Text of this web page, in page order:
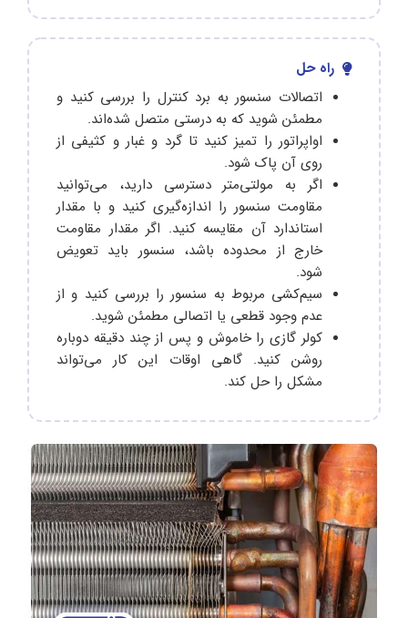
راه حل
اتصالات سنسور به برد کنترل را بررسی کنید و
مطمئن شوید که به درستی متصل شده‌اند.
اواپراتور را تمیز کنید تا گرد و غبار و کثیفی از
روی آن پاک شود.
اگر به مولتی‌متر دسترسی دارید، می‌توانید
مقاومت سنسور را اندازه‌گیری کنید و با مقدار
استاندارد آن مقایسه کنید. اگر مقدار مقاومت
خارج از محدوده باشد، سنسور باید تعویض
شود.
سیم‌کشی مربوط به سنسور را بررسی کنید و از
عدم وجود قطعی یا اتصالی مطمئن شوید.
کولر گازی را خاموش و پس از چند دقیقه دوباره
روشن کنید. گاهی اوقات این کار می‌تواند
مشکل را حل کند.